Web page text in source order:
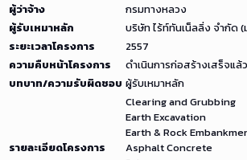
ผู้ว่าจ้าง
กรมทางหลวง
ผู้รับเหมาหลัก
บริษัท ไร้ท์ทันเน็ลลิ่ง จำกัด
ระยะเวลาโครงการ
2557
ความคืบหน้าโครงการ
ดำเนินการก่อสร้างเสร็จแล้ว
บทบาท/ความรับผิดชอบ ผู้รับเหมาหลัก
รายละเอียดโครงการ
Clearing and Grubbing
Earth Excavation
Earth & Rock
Asphalt Concrete